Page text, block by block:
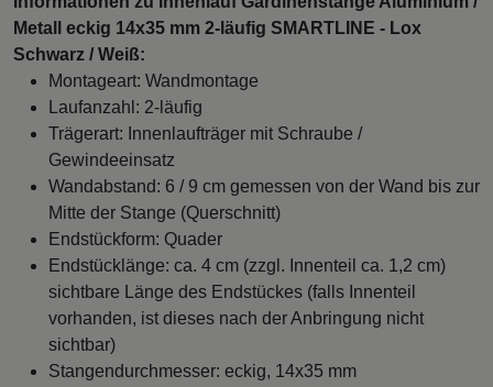
Metall eckig 14x35 mm 2-läufig SMARTLINE - Lox
Schwarz / Weiß:
Montageart: Wandmontage
Laufanzahl: 2-läufig
Trägerart: Innenlaufträger mit Schraube /
Gewindeeinsatz
Wandabstand: 6 / 9 cm gemessen von der Wand bis zur
Mitte der Stange (Querschnitt)
Endstückform: Quader
Endstücklänge: ca. 4 cm (zzgl. Innenteil ca. 1,2 cm)
sichtbare Länge des Endstückes (falls Innenteil
vorhanden, ist dieses nach der Anbringung nicht
sichtbar)
Stangendurchmesser: eckig, 14x35 mm